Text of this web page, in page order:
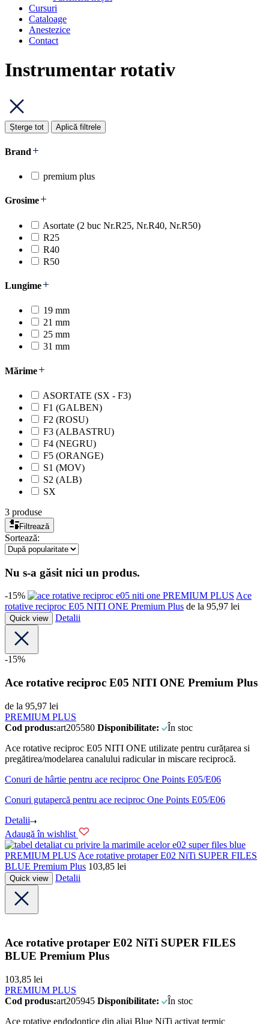
Cursuri
Cataloage
Anestezice
Contact
Instrumentar rotativ
Șterge tot Aplică filtrele
Brand
premium plus
Grosime
Asortate (2 buc Nr.R25, Nr.R40, Nr.R50)
R25
R40
R50
Lungime
19 mm
21 mm
25 mm
31 mm
Mărime
ASORTATE (SX - F3)
F1 (GALBEN)
F2 (ROSU)
F3 (ALBASTRU)
F4 (NEGRU)
F5 (ORANGE)
S1 (MOV)
S2 (ALB)
SX
3 produse
Filtrează
Sortează:
Nu s-a găsit nici un produs.
-15% PREMIUM PLUS Ace
rotative reciproc E05 NITI ONE Premium Plus de la 95,97 lei
Quick view Detalii
-15%
Ace rotative reciproc E05 NITI ONE Premium Plus
de la 95,97 lei
PREMIUM PLUS
Cod produs:art205580 Disponibilitate:
În stoc
Ace rotative reciproc E05 NITI ONE utilizate pentru curățarea si
pregătirea/modelarea canalului radicular in miscare reciprocă.
Conuri de hârtie pentru ace reciproc One Points E05/E06
Conuri gutapercă pentru ace reciproc One Points E05/E06
Detalii
Adaugă în wishlist
PREMIUM PLUS Ace rotative protaper E02 NiTi SUPER FILES
BLUE Premium Plus 103,85 lei
Quick view Detalii
Ace rotative protaper E02 NiTi SUPER FILES
BLUE Premium Plus
103,85 lei
PREMIUM PLUS
Cod produs:art205945 Disponibilitate:
În stoc
Ace rotative endodontice din aliaj Blue NiTi activat termic